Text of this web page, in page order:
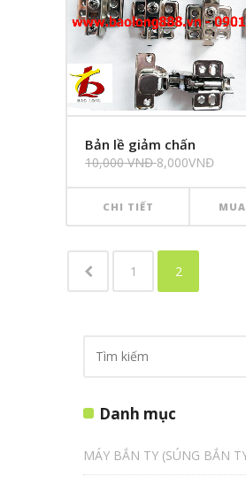
Bản lề giảm chấn
10,000 VNĐ 8,000VNĐ
CHI TIẾT
1 2
Danh mục
MÁY BẮN TY (SÚNG BẮN